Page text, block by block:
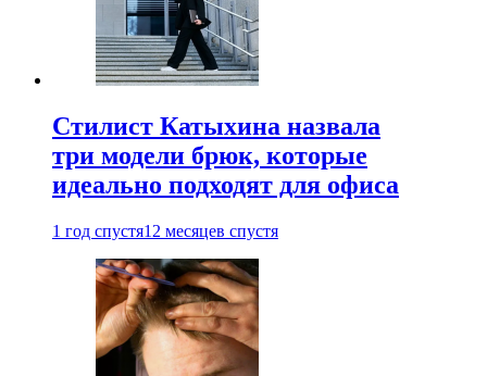
Стилист Катыхина назвала
три модели брюк, которые
идеально подходят для офиса
1 год спустя12 месяцев спустя